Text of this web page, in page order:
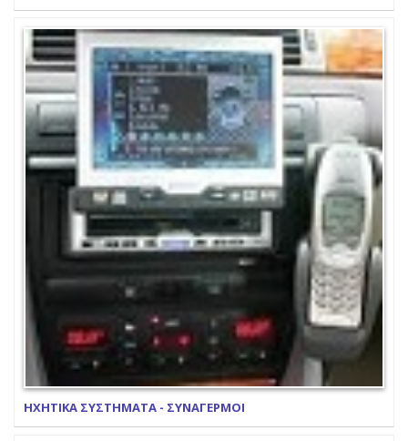
ΗΧΗΤΙΚΑ ΣΥΣΤΗΜΑΤΑ - ΣΥΝΑΓΕΡΜΟΙ